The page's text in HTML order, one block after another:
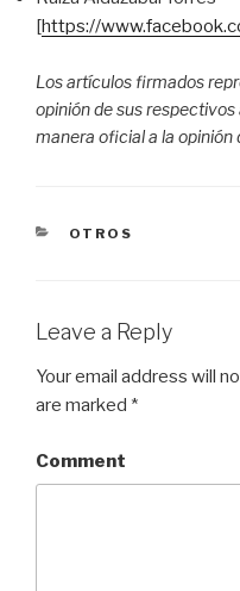
[https://
Los artículos firmados
opinión de sus
manera oficial a la opinión
CATEGORIES
OTROS
Leave a Reply
Your email address will
are marked *
Comment